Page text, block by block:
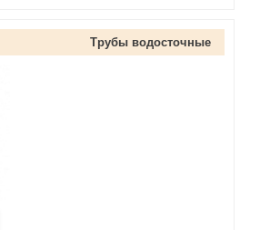
Трубы водосточные